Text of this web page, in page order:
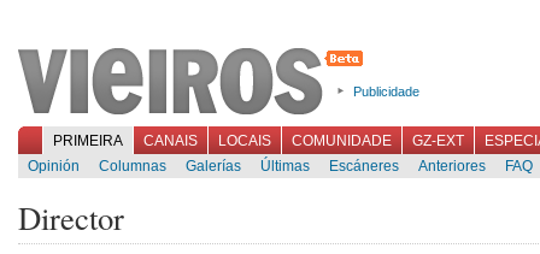
Publicidade
PRIMEIRA CANAIS LOCAIS COMUNIDADE GZ-EXT
Opinión
Columnas Galerías Últimas Escáneres Anteriores FAQ
Director